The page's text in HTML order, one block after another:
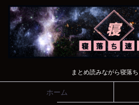
まとめ読みながら寝落ち
ホーム